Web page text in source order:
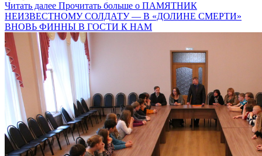
Читать далее Прочитать больше о ПАМЯТНИК
НЕИЗВЕСТНОМУ СОЛДАТУ — В «ДОЛИНЕ СМЕРТИ»
ВНОВЬ ФИННЫ В ГОСТИ К НАМ